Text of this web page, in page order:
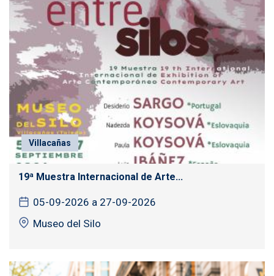
Villacañas
19ª Muestra Internacional de Arte...
05-09-2026 a 27-09-2026
Museo del Silo